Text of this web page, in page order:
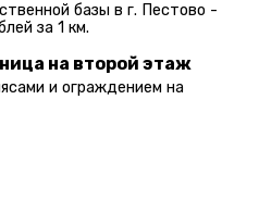
базы в г. Пестово -
за 1 км.
на второй этаж
и ограждением на